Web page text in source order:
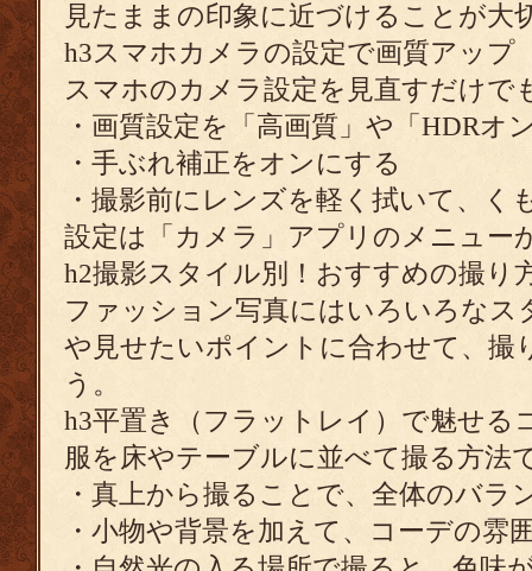
見たままの印象に近づけることが大
h3スマホカメラの設定で画質アップ
スマホのカメラ設定を見直すだけで
・画質設定を「高画質」や「HDRオ
・手ぶれ補正をオンにする
・撮影前にレンズを軽く拭いて、く
設定は「カメラ」アプリのメニュー
h2撮影スタイル別！おすすめの撮り
ファッション写真にはいろいろなス
や見せたいポイントに合わせて、撮
う。
h3平置き（フラットレイ）で魅せる
服を床やテーブルに並べて撮る方法
・真上から撮ることで、全体のバラ
・小物や背景を加えて、コーデの雰